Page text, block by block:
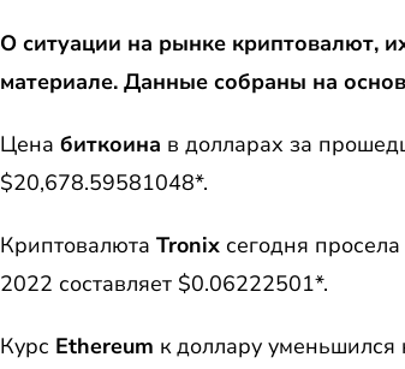
О ситуации на рынке криптовалют,
материале. Данные собраны на
Цена биткоина в долларах за
$20,678.59581048*.
Криптовалюта Tronixсегодня
2022 составляет $0.06222501*.
Курс Ethereum к доллару уменьшился